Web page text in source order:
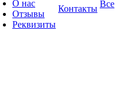
О нас
Отзывы
Реквизиты
Контакты Все